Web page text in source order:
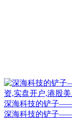
深海科技的铲子
深海科技的铲子